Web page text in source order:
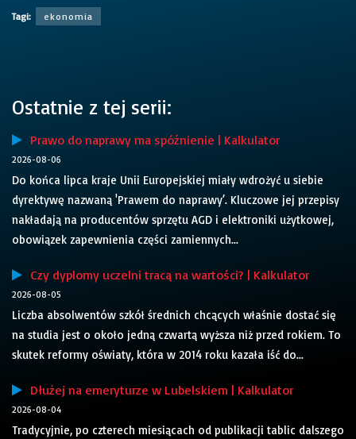
Tagi: ekonomia
Ostatnie z tej serii:
Prawo do naprawy ma spóźnienie | Kalkulator
2026-08-06
Do końca lipca kraje Unii Europejskiej miały wdrożyć u siebie
dyrektywę nazwaną 'Prawem do naprawy’. Kluczowe jej przepisy
nakładają na producentów sprzętu AGD i elektroniki użytkowej,
obowiązek zapewnienia części zamiennych...
Czy dyplomy uczelni tracą na wartości? | Kalkulator
2026-08-05
Liczba absolwentów szkół średnich chcących właśnie dostać się
na studia jest o około jedną czwartą wyższa niż przed rokiem. To
skutek reformy oświaty, która w 2014 roku kazała iść do...
Dłużej na emeryturze w Lubelskiem | Kalkulator
2026-08-04
Tradycyjnie, po czterech miesiącach od publikacji tablic dalszego